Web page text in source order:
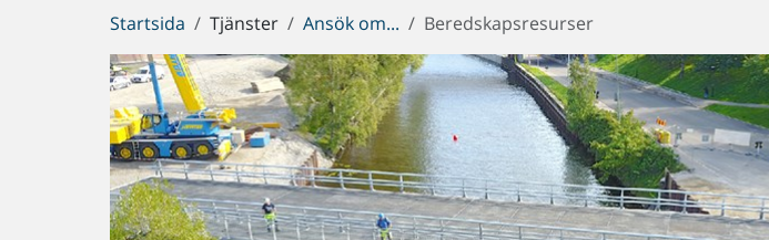
Du
är
här:
Startsida Tjänster Ansök om... Beredskapsresurser